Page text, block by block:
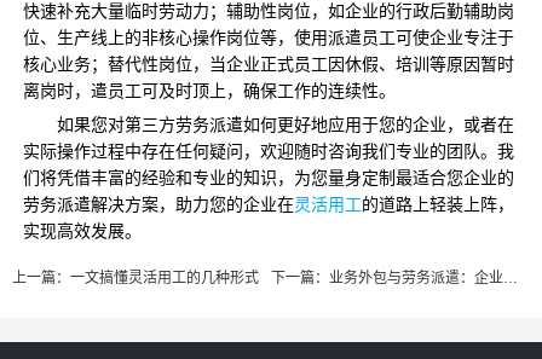
快速补充大量临时劳动力；辅助性岗位，如企业的行政后勤辅助岗
位、生产线上的非核心操作岗位等，使用派遣员工可使企业专注于
核心业务；替代性岗位，当企业正式员工因休假、培训等原因暂时
离岗时，遣员工可及时顶上，确保工作的连续性。​
如果您对第三方劳务派遣如何更好地应用于您的企业，或者在
实际操作过程中存在任何疑问，欢迎随时咨询我们专业的团队。我
们将凭借丰富的经验和专业的知识，为您量身定制最适合您企业的
劳务派遣解决方案，助力您的企业在灵活用工的道路上轻装上阵，
实现高效发展。
上一篇： 一文搞懂灵活用工的几种形式 下一篇： 业务外包与劳务派遣：企业用工的明智之选